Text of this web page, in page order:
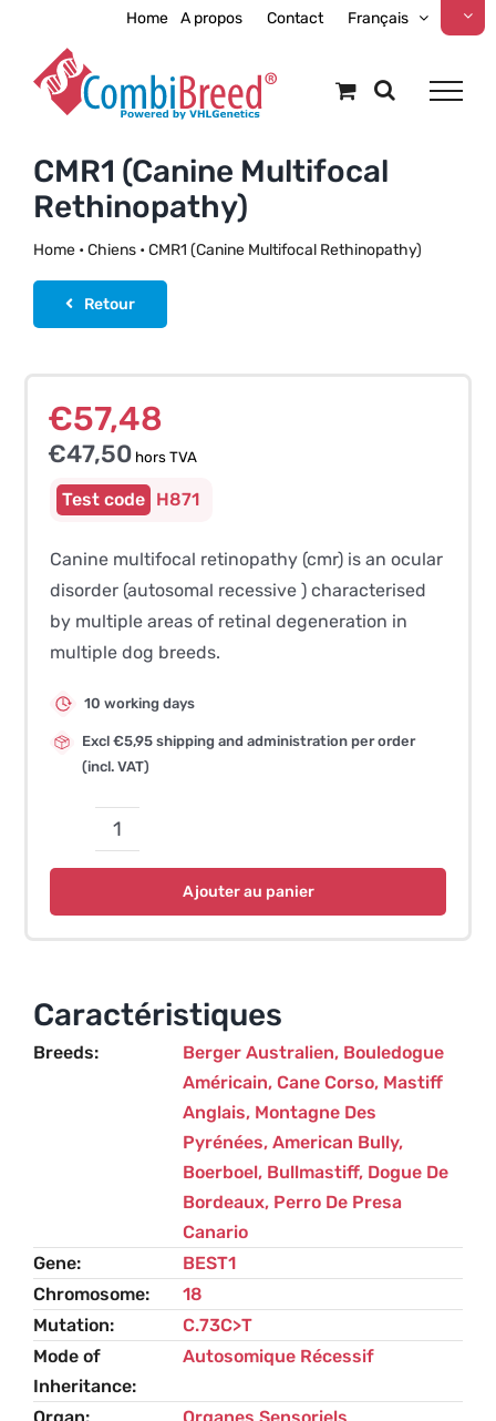
content
Home A propos Contact Français
CMR1 (Canine Multifocal
Rethinopathy)
Home• Chiens• CMR1 (Canine Multifocal Rethinopathy)
Retour
€57,48
€47,50hors TVA
H871
Canine multifocal retinopathy (cmr) is an ocular
disorder (autosomal recessive ) characterised
by multiple areas of retinal degeneration in
multiple dog breeds.
10 working days
Excl €5,95 shipping and administration per order
(incl. VAT)
quantité
de
Rethinopathy)
Ajouter au panier
Caractéristiques
Breeds Berger Australien, Bouledogue
Américain, Cane Corso, Mastiff
Anglais, Montagne Des
Pyrénées, American Bully,
Boerboel, Bullmastiff, Dogue De
Bordeaux, Perro De Presa
Canario
Gene
BEST1
Chromosome
18
Mutation
C.73C>T
Mode of
Inheritance
Autosomique Récessif